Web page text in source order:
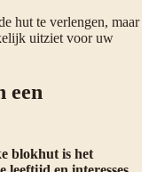
hut te verlengen, maar
uitziet voor uw
een
blokhut is het